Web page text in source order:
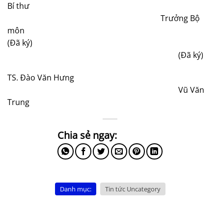
Bí thư
Trưởng Bộ
môn
(Đã ký)
(Đã ký)
TS. Đào Văn Hưng
Vũ Văn
Danh mục: Tin tức Uncategory